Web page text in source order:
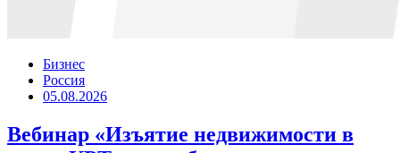
Бизнес
Россия
05.08.2026
Вебинар «Изъятие недвижимости в